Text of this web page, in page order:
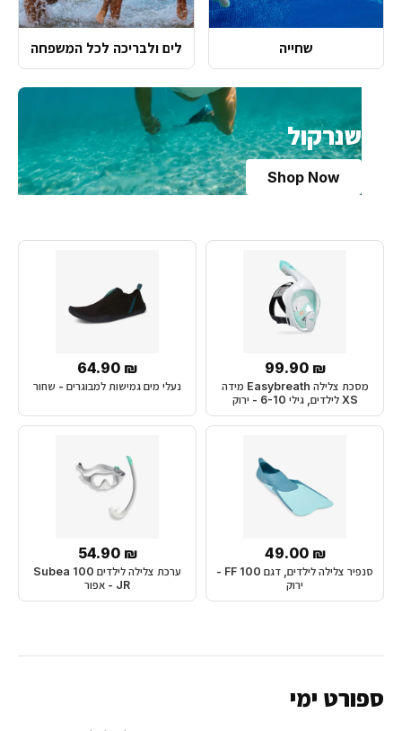
שחייה לים ולבריכה לכל המשפחה
שנרקול
Shop Now
₪ 99.90
מסכת צלילה Easybreath מידה
XS לילדים, גילי 6-10 - ירוק
₪ 64.90
נעלי מים גמישות למבוגרים - שחור
₪ 49.00
סנפיר צלילה לילדים, דגם FF 100 -
ירוק
₪ 54.90
ערכת צלילה לילדים Subea 100
JR - אפור
ספורט ימי